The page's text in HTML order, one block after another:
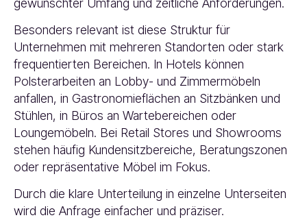
gewünschter Umfang und zeitliche Anforderungen.
Besonders relevant ist diese Struktur für
Unternehmen mit mehreren Standorten oder stark
frequentierten Bereichen. In Hotels können
Polsterarbeiten an Lobby- und Zimmermöbeln
anfallen, in Gastronomieflächen an Sitzbänken und
Stühlen, in Büros an Wartebereichen oder
Loungemöbeln. Bei Retail Stores und Showrooms
stehen häufig Kundensitzbereiche, Beratungszonen
oder repräsentative Möbel im Fokus.
Durch die klare Unterteilung in einzelne Unterseiten
wird die Anfrage einfacher und präziser.